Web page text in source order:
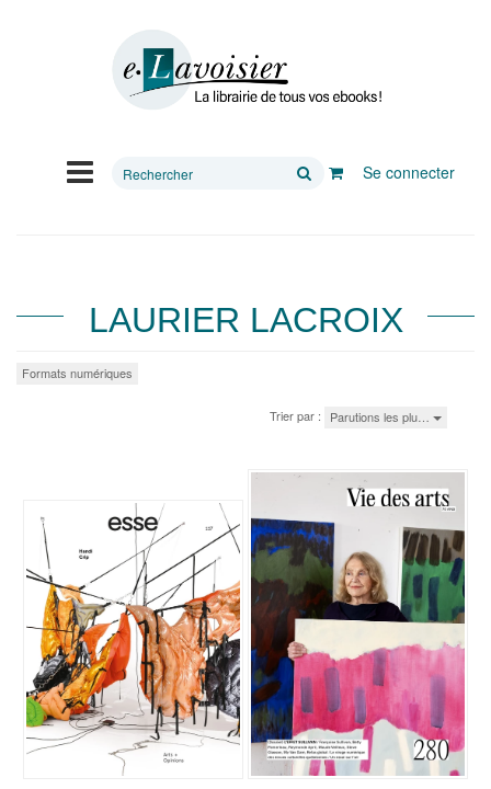
Rechercher
Se connecter
LAURIER LACROIX
Formats numériques
Trier par : Parutions les plu…